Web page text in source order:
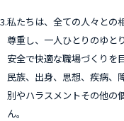
3.私たちは、全ての人々との
尊重し、一人ひとりのゆと
安全で快適な職場づくりを
民族、出身、思想、疾病、
別やハラスメントその他の
ん。